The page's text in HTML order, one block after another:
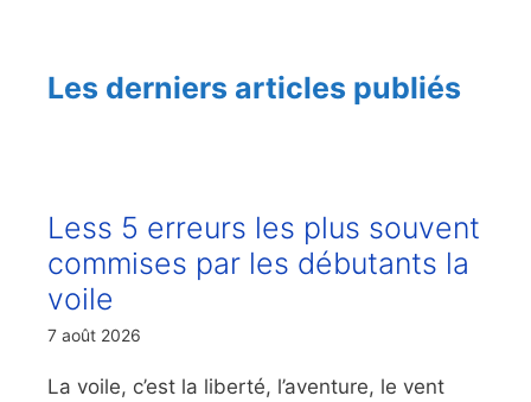
Les derniers articles publiés
Less 5 erreurs les plus souvent
commises par les débutants la
voile
7 août 2026
La voile, c’est la liberté, l’aventure, le vent